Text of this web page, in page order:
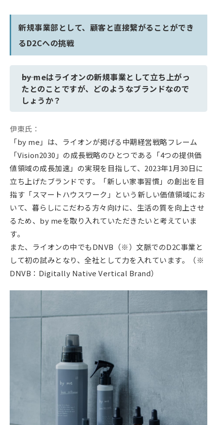
新規事業部として、顧客と直接繋がることができ
るD2Cへの挑戦
――by meはライオンの新規事業として立ち上がっ
たとのことですが、どのようなブランドなので
しょうか？
伊東氏：
「by me」は、ライオンが掲げる中期経営戦略フレーム
「Vision2030」の成長戦略のひとつである「4つの提供価
値領域の成長加速」の実現を目指して、2023年1月30日に
立ち上げたブランドです。「新しい家事習慣」の創出を目
指す「スマートハウスワーク」という新しい価値領域にお
いて、暮らしにこだわる方々向けに、生活の質を向上させ
るため、by meを取り入れていただきたいと考えていま
す。
また、ライオンの中でもDNVB（※）文脈でのD2C事業と
して初の試みとなり、全社として力を入れています。（※
DNVB：Digitally Native Vertical Brand）